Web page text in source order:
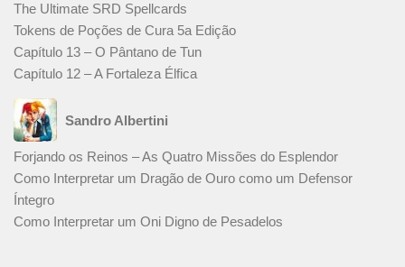
The Ultimate SRD Spellcards
Tokens de Poções de Cura 5a Edição
Capítulo 13 – O Pântano de Tun
Capítulo 12 – A Fortaleza Élfica
Sandro Albertini
Forjando os Reinos – As Quatro Missões do Esplendor
Como Interpretar um Dragão de Ouro como um Defensor
Íntegro
Como Interpretar um Oni Digno de Pesadelos